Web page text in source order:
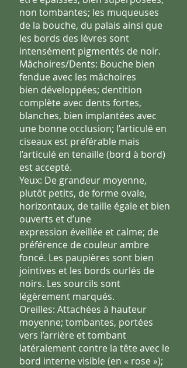
non tombantes; les muqueuses
de la bouche, du palais ainsi que
les bords des lèvres sont
intensément pigmentés de noir.
Mâchoires/Dents: Bouche bien
fendue avec les mâchoires
bien développées; dentition
complète avec dents fortes,
blanches, bien implantées avec
une bonne occlusion; l’articulé en
ciseaux est préférable mais
l’articulé en tenaille (bord à bord)
est accepté.
Yeux: De grandeur moyenne,
plutôt petits, de forme ovale,
horizontaux, de taille égale et bien
ouverts et d’une
expression éveillée et calme; de
préférence de couleur ambre
foncé. Les paupières sont bien
jointives et les bords ourlés de
noirs. Les sourcils sont
légèrement marqués.
Oreilles: Attachées à hauteur
moyenne; tombantes, portées
vers l’arrière et tombant
latéralement contre la tête avec le
bord interne visible (en « rose »);